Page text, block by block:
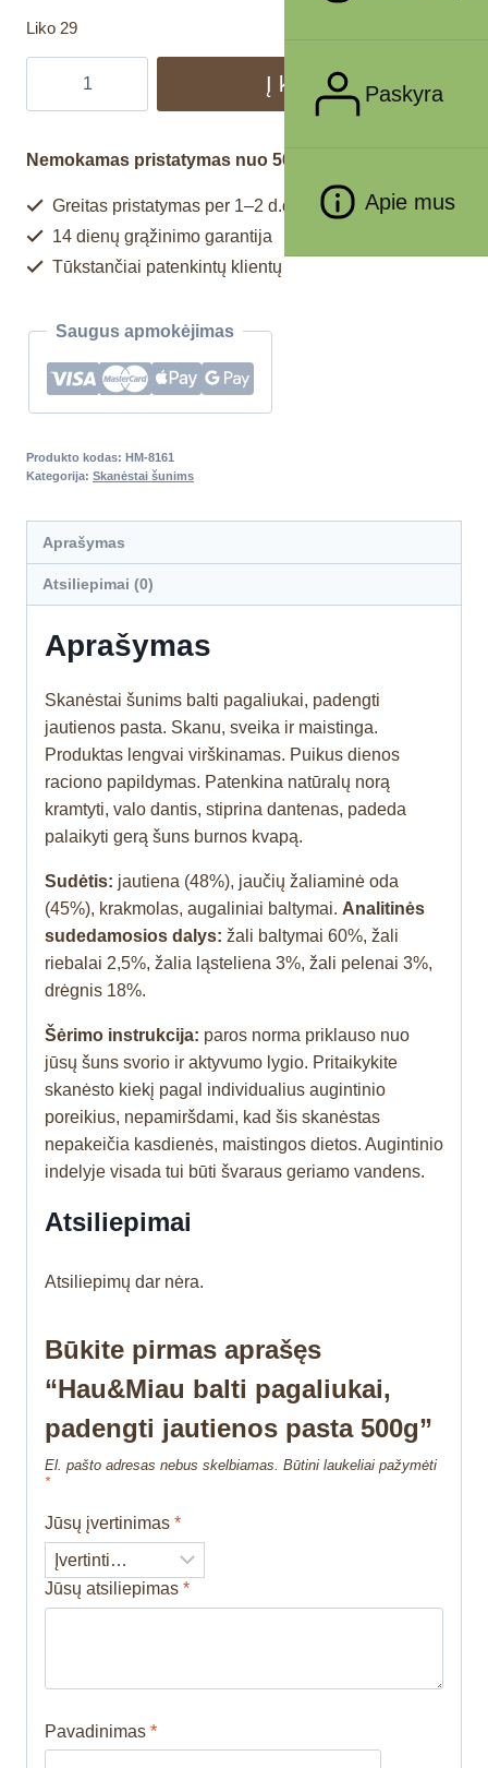
Paskyra
Apie mus
Liko 29
Į krepšelį
Nemokamas pristatymas nuo 50€
Greitas pristatymas per 1–2 d.d.
14 dienų grąžinimo garantija
Tūkstančiai patenkintų klientų
Saugus apmokėjimas
Produkto kodas: HM-8161
Kategorija: Skanėstai šunims
Aprašymas
Atsiliepimai (0)
Aprašymas
Skanėstai šunims balti pagaliukai, padengti
jautienos pasta. Skanu, sveika ir maistinga.
Produktas lengvai virškinamas. Puikus dienos
raciono papildymas. Patenkina natūralų norą
kramtyti, valo dantis, stiprina dantenas, padeda
palaikyti gerą šuns burnos kvapą.
Sudėtis: jautiena (48%), jaučių žaliaminė oda
(45%), krakmolas, augaliniai baltymai. Analitinės
sudedamosios dalys: žali baltymai 60%, žali
riebalai 2,5%, žalia ląsteliena 3%, žali pelenai 3%,
drėgnis 18%.
Šėrimo instrukcija: paros norma priklauso nuo
jūsų šuns svorio ir aktyvumo lygio. Pritaikykite
skanėsto kiekį pagal individualius augintinio
poreikius, nepamiršdami, kad šis skanėstas
nepakeičia kasdienės, maistingos dietos. Augintinio
indelyje visada tui būti švaraus geriamo vandens.
Atsiliepimai
Atsiliepimų dar nėra.
Būkite pirmas aprašęs
“Hau&Miau balti pagaliukai,
padengti jautienos pasta 500g”
El. pašto adresas nebus skelbiamas. Būtini laukeliai pažymėti
*
Jūsų įvertinimas *
Jūsų atsiliepimas *
Pavadinimas *